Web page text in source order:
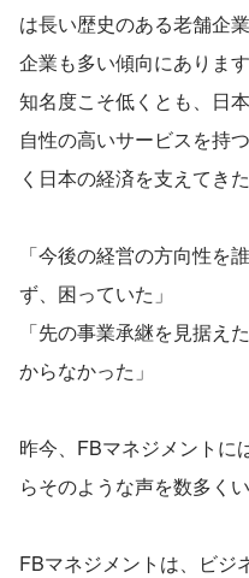
は長い歴史のある老舗企
企業も多い傾向にあります
知名度こそ低くとも、日
自性の高いサービスを持
く日本の経済を支えてきた
「今後の経営の方向性を
ず、困っていた」
「先の事業承継を見据え
からなかった」
昨今、FBマネジメントに
らそのような声を数多く
FBマネジメントは、ビジ